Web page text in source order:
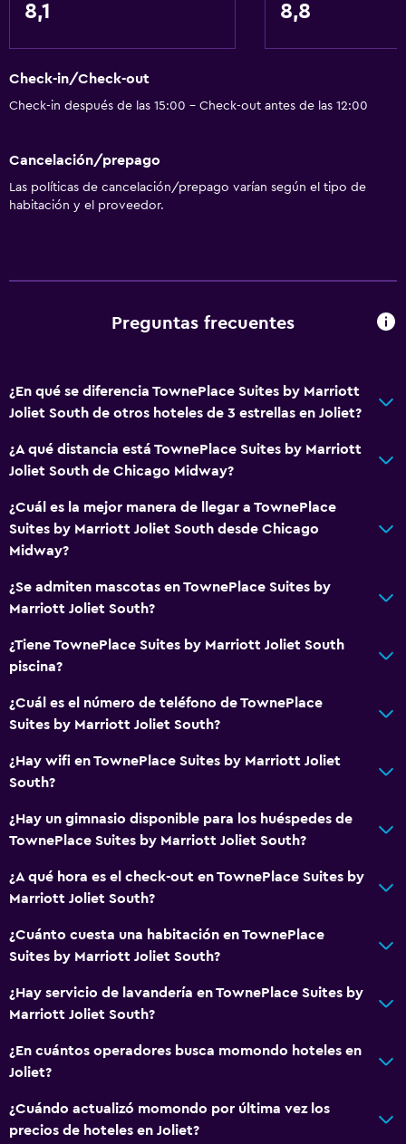
8,1 8,8
Check-in/Check-out
Check-in después de las 15:00 - Check-out antes de las 12:00
Cancelación/prepago
Las políticas de cancelación/prepago varían según el tipo de
habitación y el proveedor.
Preguntas frecuentes
¿En qué se diferencia TownePlace Suites by Marriott
Joliet South de otros hoteles de 3 estrellas en Joliet?
¿A qué distancia está TownePlace Suites by Marriott
Joliet South de Chicago Midway?
¿Cuál es la mejor manera de llegar a TownePlace
Suites by Marriott Joliet South desde Chicago
Midway?
¿Se admiten mascotas en TownePlace Suites by
Marriott Joliet South?
¿Tiene TownePlace Suites by Marriott Joliet South
piscina?
¿Cuál es el número de teléfono de TownePlace
Suites by Marriott Joliet South?
¿Hay wifi en TownePlace Suites by Marriott Joliet
South?
¿Hay un gimnasio disponible para los huéspedes de
TownePlace Suites by Marriott Joliet South?
¿A qué hora es el check-out en TownePlace Suites by
Marriott Joliet South?
¿Cuánto cuesta una habitación en TownePlace
Suites by Marriott Joliet South?
¿Hay servicio de lavandería en TownePlace Suites by
Marriott Joliet South?
¿En cuántos operadores busca momondo hoteles en
Joliet?
¿Cuándo actualizó momondo por última vez los
precios de hoteles en Joliet?